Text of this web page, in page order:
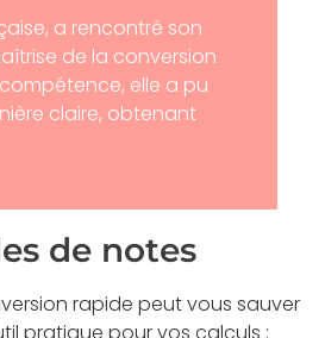
a rencontré son
de la conversion
elle a pu
claire, obtenant
de notes
rapide peut vous sauver